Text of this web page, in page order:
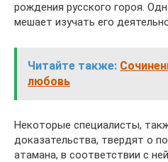
рождения русского гороя.
мешает изучать его
Читайте также:
любовь
Некоторые специалисты,
доказательства, твердят о
атамана, в соответствии с